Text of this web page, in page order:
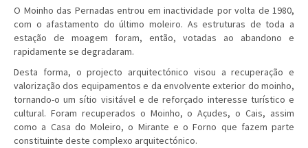
O Moinho das Pernadas entrou em inactividade por volta de 1980,
com o afastamento do último moleiro. As estruturas de toda a
estação de moagem foram, então, votadas ao abandono e
rapidamente se degradaram.
Desta forma, o projecto arquitectónico visou a recuperação e
valorização dos equipamentos e da envolvente exterior do moinho,
tornando-o um sítio visitável e de reforçado interesse turístico e
cultural. Foram recuperados o Moinho, o Açudes, o Cais, assim
como a Casa do Moleiro, o Mirante e o Forno que fazem parte
constituinte deste complexo arquitectónico.